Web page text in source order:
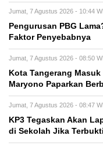
Jumat, 7 Agustus 2026 - 10:44
Pengurusan PBG
Faktor Penyebabnya
Jumat, 7 Agustus 2026 - 08:50
Kota Tangerang Masuk
Maryono Paparkan
Jumat, 7 Agustus 2026 - 08:47
KP3 Tegaskan Akan
di Sekolah Jika